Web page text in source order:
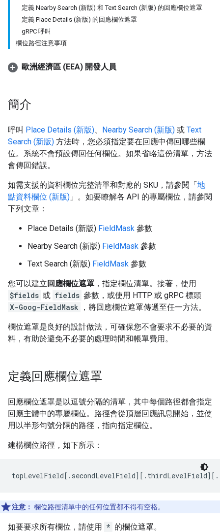
定義 Nearby Search (新版) 和 Text Search (新版) 的回應欄位遮罩
定義 Place Details (新版) 的回應欄位遮罩
gRPC 呼叫
欄位路徑注意事項
歐洲經濟區 (EEA) 開發人員
簡介
呼叫 Place Details (新版)、 Nearby Search (新版) 或 Text
Search (新版) 方法時，您必須指定要在回應中傳回哪些欄
位。系統不會預設傳回任何欄位。如果省略這份清單，方法
會傳回錯誤。
如需支援的資料欄位完整清單和對應的 SKU，請參閱「地
點資料欄位 (新版) 」。如要瞭解各 API 的專屬欄位，請參閱
下列文章：
Place Details (新版) FieldMask 參數
Nearby Search (新版) FieldMask 參數
Text Search (新版) FieldMask 參數
您可以建立 回應欄位遮罩 ，指定欄位清單。接著，使用
$fields 或 fields 參數，或使用 HTTP 或 gRPC 標頭
X-Goog-FieldMask
，將回應欄位遮罩傳遞至任一方法。
欄位遮罩是良好的設計做法，可確保您不會要求不必要的資
料，有助於避免不必要的處理時間和帳單費用。
定義回應欄位遮罩
回應欄位遮罩是以逗號分隔的清單，其中每個路徑都會指定
回應主體中的專屬欄位。路徑會從頂層回應訊息開始，並使
用以半形句號分隔的路徑，指向指定欄位。
建構欄位路徑，如下所示：
注意： 欄位路徑清單中的任何位置都不得有空格。
如要要求所有欄位，請使用 * 的欄位遮罩。